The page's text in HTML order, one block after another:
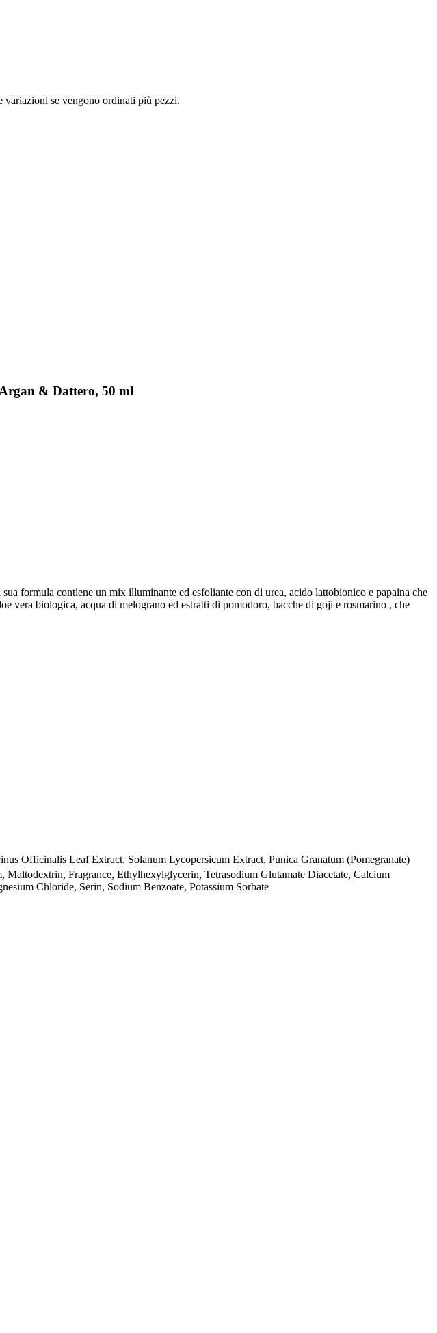
variazioni se vengono ordinati più pezzi.
& Dattero, 50 ml
formula contiene un mix illuminante ed esfoliante con di urea, acido lattobionico e papaina che
vera biologica, acqua di melograno ed estratti di pomodoro, bacche di goji e rosmarino , che
Officinalis Leaf Extract, Solanum Lycopersicum Extract, Punica Granatum (Pomegranate)
Maltodextrin, Fragrance, Ethylhexylglycerin, Tetrasodium Glutamate Diacetate, Calcium
Chloride, Serin, Sodium Benzoate, Potassium Sorbate